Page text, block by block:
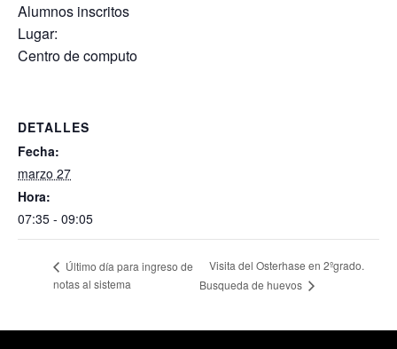
Alumnos inscritos
Lugar:
Centro de computo
DETALLES
Fecha:
marzo 27
Hora:
07:35 - 09:05
Último día para ingreso de
notas al sistema
Visita del Osterhase en 2ºgrado.
Busqueda de huevos